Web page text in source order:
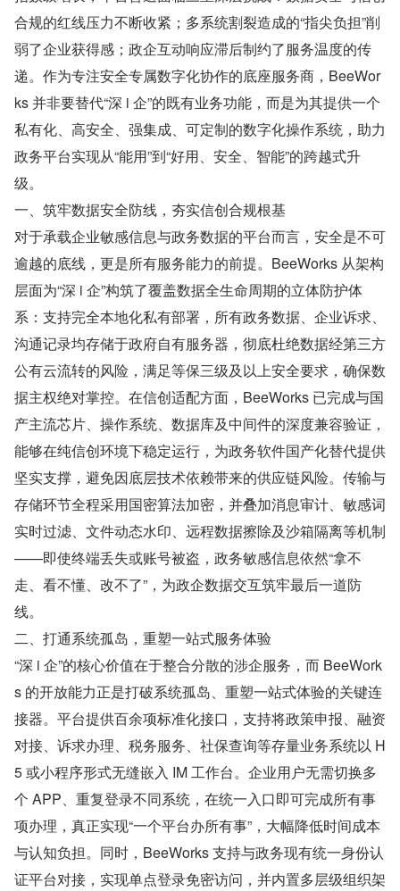
合规的红线压力不断收紧；多系统割裂造成的“指尖负担”削
弱了企业获得感；政企互动响应滞后制约了服务温度的传
递。作为专注安全专属数字化协作的底座服务商，BeeWor
ks 并非要替代“深 i 企”的既有业务功能，而是为其提供一个
私有化、高安全、强集成、可定制的数字化操作系统，助力
政务平台实现从“能用”到“好用、安全、智能”的跨越式升
级。
一、筑牢数据安全防线，夯实信创合规根基
对于承载企业敏感信息与政务数据的平台而言，安全是不可
逾越的底线，更是所有服务能力的前提。BeeWorks 从架构
层面为“深 i 企”构筑了覆盖数据全生命周期的立体防护体
系：支持完全本地化私有部署，所有政务数据、企业诉求、
沟通记录均存储于政府自有服务器，彻底杜绝数据经第三方
公有云流转的风险，满足等保三级及以上安全要求，确保数
据主权绝对掌控。在信创适配方面，BeeWorks 已完成与国
产主流芯片、操作系统、数据库及中间件的深度兼容验证，
能够在纯信创环境下稳定运行，为政务软件国产化替代提供
坚实支撑，避免因底层技术依赖带来的供应链风险。传输与
存储环节全程采用国密算法加密，并叠加消息审计、敏感词
实时过滤、文件动态水印、远程数据擦除及沙箱隔离等机制
——即使终端丢失或账号被盗，政务敏感信息依然“拿不
走、看不懂、改不了”，为政企数据交互筑牢最后一道防
线。
二、打通系统孤岛，重塑一站式服务体验
“深 i 企”的核心价值在于整合分散的涉企服务，而 BeeWork
s 的开放能力正是打破系统孤岛、重塑一站式体验的关键连
接器。平台提供百余项标准化接口，支持将政策申报、融资
对接、诉求办理、税务服务、社保查询等存量业务系统以 H
5 或小程序形式无缝嵌入 IM 工作台。企业用户无需切换多
个 APP、重复登录不同系统，在统一入口即可完成所有事
项办理，真正实现“一个平台办所有事”，大幅降低时间成本
与认知负担。同时，BeeWorks 支持与政务现有统一身份认
证平台对接，实现单点登录免密访问，并内置多层级组织架